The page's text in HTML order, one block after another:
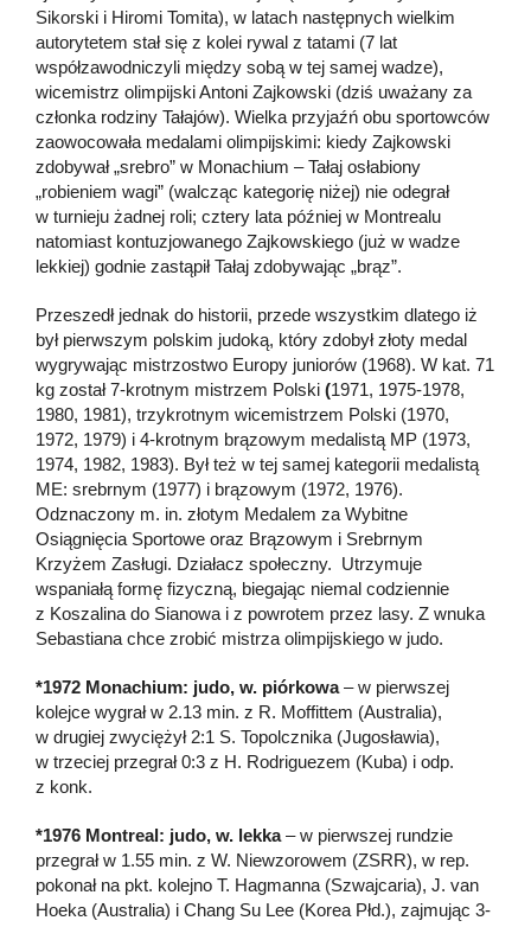
Sikorski i Hiromi Tomita), w latach następnych wielkim
autorytetem stał się z kolei rywal z tatami (7 lat
współzawodniczyli między sobą w tej samej wadze),
wicemistrz olimpijski Antoni Zajkowski (dziś uważany za
członka rodziny Tałajów). Wielka przyjaźń obu sportowców
zaowocowała medalami olimpijskimi: kiedy Zajkowski
zdobywał „srebro” w Monachium – Tałaj osłabiony
„robieniem wagi” (walcząc kategorię niżej) nie odegrał
w turnieju żadnej roli; cztery lata później w Montrealu
natomiast kontuzjowanego Zajkowskiego (już w wadze
lekkiej) godnie zastąpił Tałaj zdobywając „brąz”.
Przeszedł jednak do historii, przede wszystkim dlatego iż
był pierwszym polskim judoką, który zdobył złoty medal
wygrywając mistrzostwo Europy juniorów (1968). W kat. 71
kg został 7-krotnym mistrzem Polski (1971, 1975-1978,
1980, 1981), trzykrotnym wicemistrzem Polski (1970,
1972, 1979) i 4-krotnym brązowym medalistą MP (1973,
1974, 1982, 1983). Był też w tej samej kategorii medalistą
ME: srebrnym (1977) i brązowym (1972, 1976).
Odznaczony m. in. złotym Medalem za Wybitne
Osiągnięcia Sportowe oraz Brązowym i Srebrnym
Krzyżem Zasługi. Działacz społeczny. Utrzymuje
wspaniałą formę fizyczną, biegając niemal codziennie
z Koszalina do Sianowa i z powrotem przez lasy. Z wnuka
Sebastiana chce zrobić mistrza olimpijskiego w judo.
*1972 Monachium: judo, w. piórkowa– w pierwszej
kolejce wygrał w 2.13 min. z R. Moffittem (Australia),
w drugiej zwyciężył 2:1 S. Topolcznika (Jugosławia),
w trzeciej przegrał 0:3 z H. Rodriguezem (Kuba) i odp.
z konk.
*1976 Montreal: judo, w. lekka– w pierwszej rundzie
przegrał w 1.55 min. z W. Niewzorowem (ZSRR), w rep.
pokonał na pkt. kolejno T. Hagmanna (Szwajcaria), J. van
Hoeka (Australia) i Chang Su Lee (Korea Płd.), zajmując 3-